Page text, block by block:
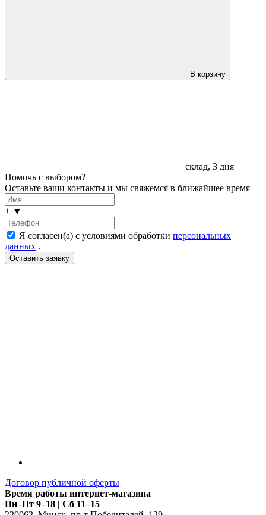
В корзину
склад, 3 дня
Помочь с выбором?
Оставьте ваши контакты и мы свяжемся в ближайшее время
+ ▼
Я согласен(а) с условиями обработки персональных
данных .
Договор публичной оферты
Время работы интернет-магазина
Пн–Пт 9–18 | Сб 11–15